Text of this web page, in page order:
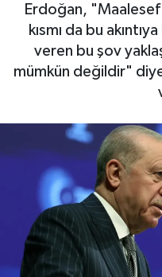
Erdoğan, "Maalesef
kısmı da bu
veren bu şov
mümkün değildir"
Kargı
Laçin
Oğuzlar
Ortaköy
Osmancık